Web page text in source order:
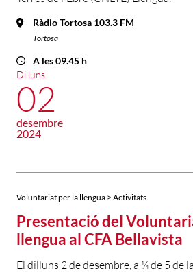
Ràdio Tortosa 103.3 FM
Tortosa
A les 09.45 h
Dilluns
02
desembre
2024
Voluntariat per la llengua > Activitats
Presentació del
llengua al CFA Bellavista
El dilluns 2 de desembre, a ¼ de 5 de